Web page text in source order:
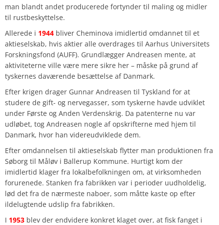
man blandt andet producerede fortynder til maling og midler
til rustbeskyttelse.
Allerede i 1944 bliver Cheminova imidlertid omdannet til et
aktieselskab, hvis aktier alle overdrages til Aarhus Universitets
Forskningsfond (AUFF). Grundlægger Andreasen mente, at
aktiviteterne ville være mere sikre her – måske på grund af
tyskernes daværende besættelse af Danmark.
Efter krigen drager Gunnar Andreasen til Tyskland for at
studere de gift- og nervegasser, som tyskerne havde udviklet
under Første og Anden Verdenskrig. Da patenterne nu var
udløbet, tog Andreasen nogle af opskrifterne med hjem til
Danmark, hvor han videreudviklede dem.
Efter omdannelsen til aktieselskab flytter man produktionen fra
Søborg til Måløv i Ballerup Kommune. Hurtigt kom der
imidlertid klager fra lokalbefolkningen om, at virksomheden
forurenede. Stanken fra fabrikken var i perioder uudholdelig,
lød det fra de nærmeste naboer, som måtte kaste op efter
ildelugtende udslip fra fabrikken.
I 1953 blev der endvidere konkret klaget over, at fisk fanget i